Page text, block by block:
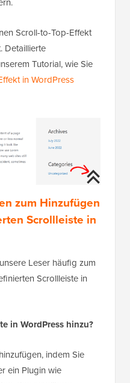
Scroll-to-Top-Effekt
Detaillierte
Tutorial, wie Sie
in WordPress
zum Hinzufügen
Scrollleiste in
Leser häufig zum
Scrollleiste in
in WordPress hinzu?
indem Sie
ein Plugin wie